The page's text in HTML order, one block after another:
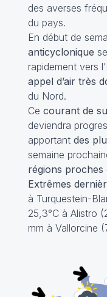
des averses
du pays.
En début de
anticyclonique
rapidement vers
appel d’air très
du Nord.
Ce courant de
deviendra
apportant des
semaine
régions proches
Extrêmes
à Turquestein-
25,3°C à Alistro
mm à Vallorcine